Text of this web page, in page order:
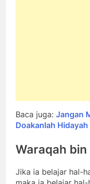
Baca juga: Jangan
Doakanlah Hidayah
Waraqah
Jika ia belajar hal-